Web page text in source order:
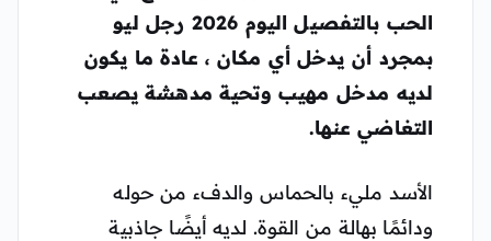
الحب بالتفصيل اليوم 2026
رجل ليو
بمجرد أن يدخل أي مكان ، عادة ما يكون
لديه مدخل مهيب وتحية مدهشة يصعب
التغاضي عنها.
الأسد مليء بالحماس والدفء من حوله
ودائمًا بهالة من القوة. لديه أيضًا جاذبية